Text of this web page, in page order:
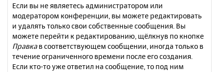
Если вы не являетесь администратором или
модератором конференции, вы можете редактировать
и удалять только свои собственные сообщения. Вы
можете перейти к редактированию, щёлкнув по кнопке
Правкав соответствующем сообщении, иногда только в
течение ограниченного времени после его создания.
Если кто-то уже ответил на сообщение, то под ним